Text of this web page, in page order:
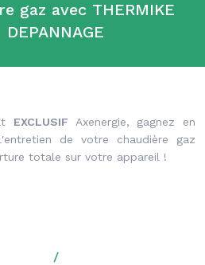
gaz avec THERMIKE
DEPANNAGE
EXCLUSIF Axenergie, gagnez en
de votre chaudière gaz
totale sur votre appareil !
/